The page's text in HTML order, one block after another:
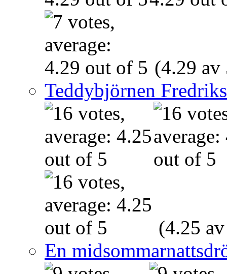
(4.29 av
Teddybjörnen
(4.25
En